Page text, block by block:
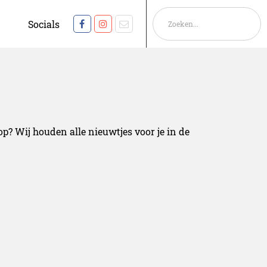
Socials
Wij houden alle nieuwtjes voor je in de